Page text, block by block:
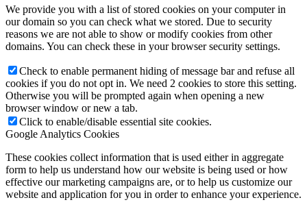
We provide you with a list of stored cookies on your computer in
our domain so you can check what we stored. Due to security
reasons we are not able to show or modify cookies from other
domains. You can check these in your browser security settings.
Check to enable permanent hiding of message bar and refuse all
cookies if you do not opt in. We need 2 cookies to store this setting.
Otherwise you will be prompted again when opening a new
browser window or new a tab.
Click to enable/disable essential site cookies.
Google Analytics Cookies
These cookies collect information that is used either in aggregate
form to help us understand how our website is being used or how
effective our marketing campaigns are, or to help us customize our
website and application for you in order to enhance your experience.